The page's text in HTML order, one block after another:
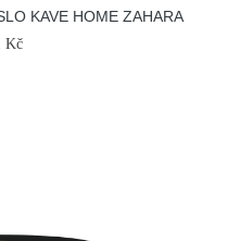
KAVE HOME ZAHARA
Kč